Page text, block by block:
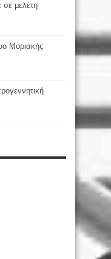
μελέτη
Μοριακής